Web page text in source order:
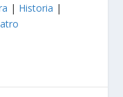
| Historia |